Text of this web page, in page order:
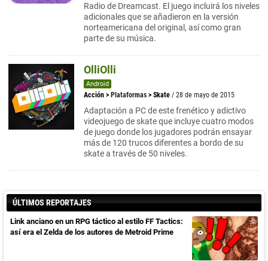
Radio de Dreamcast. El juego incluirá los niveles
adicionales que se añadieron en la versión
norteamericana del original, así como gran
parte de su música.
OlliOlli
Android
Acción > Plataformas > Skate / 28 de mayo de 2015
Adaptación a PC de este frenético y adictivo
videojuego de skate que incluye cuatro modos
de juego donde los jugadores podrán ensayar
más de 120 trucos diferentes a bordo de su
skate a través de 50 niveles.
ÚLTIMOS REPORTAJES
Link anciano en un RPG táctico al estilo FF Tactics:
así era el Zelda de los autores de Metroid Prime